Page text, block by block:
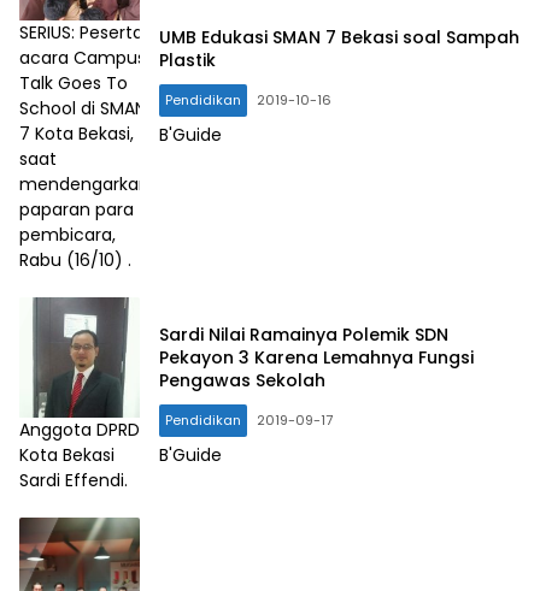
SERIUS: Peserta
acara Campus
Talk Goes To
School di SMAN
7 Kota Bekasi,
saat
mendengarkan
paparan para
pembicara,
Rabu (16/10) .
UMB Edukasi SMAN 7 Bekasi soal Sampah
Plastik
Pendidikan 2019-10-16
B'Guide
Anggota DPRD
Kota Bekasi
Sardi Effendi.
Sardi Nilai Ramainya Polemik SDN
Pekayon 3 Karena Lemahnya Fungsi
Pengawas Sekolah
Pendidikan 2019-09-17
B'Guide